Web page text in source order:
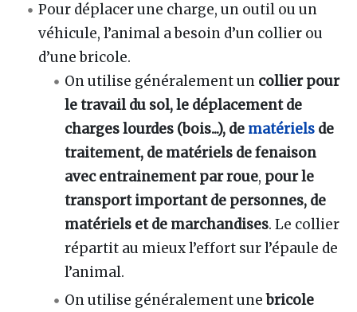
Pour déplacer une charge, un outil ou un
véhicule, l’animal a besoin d’un collier ou
d’une bricole.
On utilise généralement un collier pour
le travail du sol, le déplacement de
charges lourdes (bois...), de matériels de
traitement, de matériels de fenaison
avec entrainement par roue, pour le
transport important de personnes, de
matériels et de marchandises. Le collier
répartit au mieux l’effort sur l’épaule de
l’animal.
On utilise généralement unebricole